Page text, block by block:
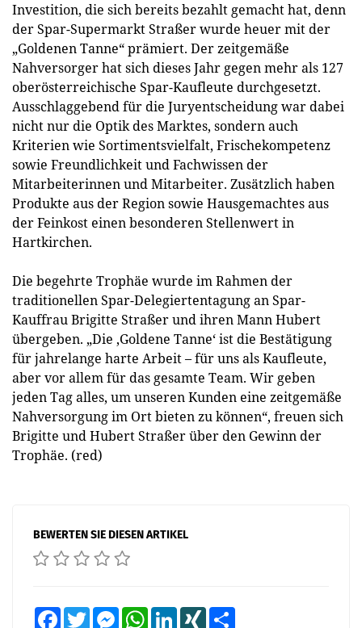
Investition, die sich bereits bezahlt gemacht hat, denn
der Spar-Supermarkt Straßer wurde heuer mit der
„Goldenen Tanne“ prämiert. Der zeitgemäße
Nahversorger hat sich dieses Jahr gegen mehr als 127
oberösterreichische Spar-Kaufleute durchgesetzt.
Ausschlaggebend für die Juryentscheidung war dabei
nicht nur die Optik des Marktes, sondern auch
Kriterien wie Sortimentsvielfalt, Frischekompetenz
sowie Freundlichkeit und Fachwissen der
Mitarbeiterinnen und Mitarbeiter. Zusätzlich haben
Produkte aus der Region sowie Hausgemachtes aus
der Feinkost einen besonderen Stellenwert in
Hartkirchen.
Die begehrte Trophäe wurde im Rahmen der
traditionellen Spar-Delegiertentagung an Spar-
Kauffrau Brigitte Straßer und ihren Mann Hubert
übergeben. „Die ‚Goldene Tanne‘ ist die Bestätigung
für jahrelange harte Arbeit – für uns als Kaufleute,
aber vor allem für das gesamte Team. Wir geben
jeden Tag alles, um unseren Kunden eine zeitgemäße
Nahversorgung im Ort bieten zu können“, freuen sich
Brigitte und Hubert Straßer über den Gewinn der
Trophäe. (red)
BEWERTEN SIE DIESEN ARTIKEL
FacebookTwitter MessengerWhatsAppLinkedInXING